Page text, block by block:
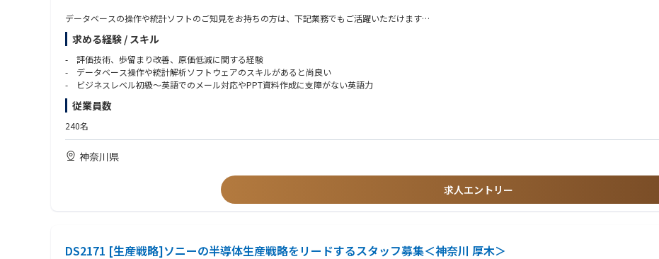
データベースの操作や統計ソフトのご知見をお持ちの方は、下記業務でもご活躍いただけます
（4）製品歩留まり改善に関するDX推進 ※AIの導入プロジェクト参画の可能性
【ミッション】
-担当する半導体レーザ製品において、日々の歩留管理、工程管理の業務に従事しつつ、さらなる歩留改善、原価低減、生産効率向上に向けた製品技術業務
給するために、ウエハ工程と後工程のエンジニアをリードして製品の品質向上や生産効率の向上を実現できるスキルが要求される。
■会社・カルチャー
〇「仮説→提案→即実装」の改善サイクルを重視
〇少数精鋭で意思決定が速く、裁量が大きい
AIやデータセンターの普及により、従来の電気信号では
求める経験 / スキル
- 評価技術、歩留まり改善、原価低減に関する経験
- データベース操作や統計解析ソフトウェアのスキルがあると尚良い
- ビジネスレベル初級～英語でのメール対応やPPT資料作成に支障がない英語力
従業員数
240名
神奈川県
求人エントリー
DS2171 [生産戦略]ソニーの半導体生産戦略をリードするスタッフ募集＜神奈川 厚木＞